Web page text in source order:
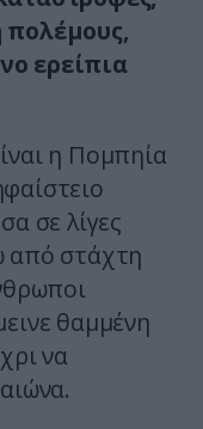
πολέμους,
ερείπια
η Πομπηία
σε λίγες
από στάχτη
θαμμένη
να